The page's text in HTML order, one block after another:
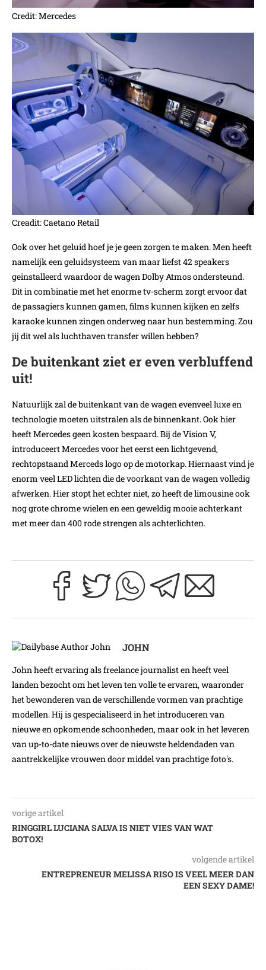
Credit: Mercedes
Creadit: Caetano Retail
Ook over het geluid hoef je je geen zorgen te maken. Men heeft
namelijk een geluidsysteem van maar liefst 42 speakers
geinstalleerd waardoor de wagen Dolby Atmos ondersteund.
Dit in combinatie met het enorme tv-scherm zorgt ervoor dat
de passagiers kunnen gamen, films kunnen kijken en zelfs
karaoke kunnen zingen onderweg naar hun bestemming. Zou
jij dit wel als luchthaven transfer willen hebben?
De buitenkant ziet er even verbluffend
uit!
Natuurlijk zal de buitenkant van de wagen evenveel luxe en
technologie moeten uitstralen als de binnenkant. Ook hier
heeft Mercedes geen kosten bespaard. Bij de Vision V,
introduceert Mercedes voor het eerst een lichtgevend,
rechtopstaand Merceds logo op de motorkap. Hiernaast vind je
enorm veel LED lichten die de voorkant van de wagen volledig
afwerken. Hier stopt het echter niet, zo heeft de limousine ook
nog grote chrome wielen en een geweldig mooie achterkant
met meer dan 400 rode strengen als achterlichten.
JOHN
John heeft ervaring als freelance journalist en heeft veel
landen bezocht om het leven ten volle te ervaren, waaronder
het bewonderen van de verschillende vormen van prachtige
modellen. Hij is gespecialiseerd in het introduceren van
nieuwe en opkomende schoonheden, maar ook in het leveren
van up-to-date nieuws over de nieuwste heldendaden van
aantrekkelijke vrouwen door middel van prachtige foto's.
vorige artikel
RINGGIRL LUCIANA SALVA IS NIET VIES VAN WAT
BOTOX!
volgende artikel
ENTREPRENEUR MELISSA RISO IS VEEL MEER DAN
EEN SEXY DAME!